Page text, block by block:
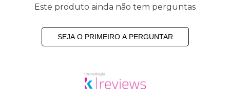
Este produto ainda não tem perguntas
SEJA O PRIMEIRO A PERGUNTAR